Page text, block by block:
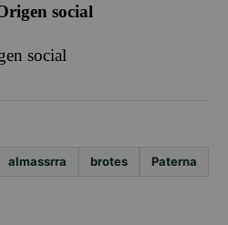
social
social
almassrra brotes Paterna